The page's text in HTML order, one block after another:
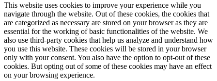
This website uses cookies to improve your experience while you
navigate through the website. Out of these cookies, the cookies that
are categorized as necessary are stored on your browser as they are
essential for the working of basic functionalities of the website. We
also use third-party cookies that help us analyze and understand how
you use this website. These cookies will be stored in your browser
only with your consent. You also have the option to opt-out of these
cookies. But opting out of some of these cookies may have an effect
on your browsing experience.